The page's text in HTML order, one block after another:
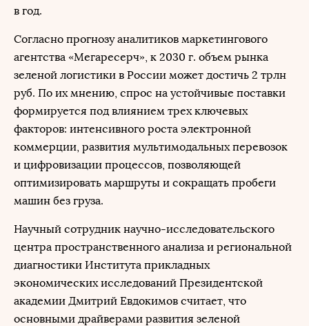
в год.
Согласно прогнозу аналитиков маркетингового
агентства «Мегаресерч», к 2030 г. объем рынка
зеленой логистики в России может достичь 2 трлн
руб. По их мнению, спрос на устойчивые поставки
формируется под влиянием трех ключевых
факторов: интенсивного роста электронной
коммерции, развития мультимодальных перевозок
и цифровизации процессов, позволяющей
оптимизировать маршруты и сокращать пробеги
машин без груза.
Научный сотрудник научно-исследовательского
центра пространственного анализа и региональной
диагностики Института прикладных
экономических исследований Президентской
академии Дмитрий Евдокимов считает, что
основными драйверами развития зеленой